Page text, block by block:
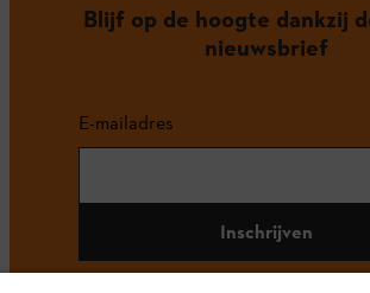
Blijf op de hoogte dankzij
nieuwsbrief
E-mailadres
Inschrijven